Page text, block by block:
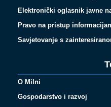
Elektronički oglasnik javne
Pravo na pristup
Savjetovanje s
O Milni
Gospodarstvo i razvoj